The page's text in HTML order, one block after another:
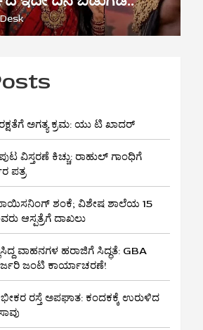
ಅಗತ್ಯ ಕ್ರಮ: ಯು ಟಿ ಖಾದರ್
ವಿಸ್ತರಣೆ ಕಿಚ್ಚು: ರಾಹುಲ್ ಗಾಂಧಿಗೆ
ಪತ್ರ
ಶಂಕೆ; ವಿಶೇಷ ಶಾಲೆಯ 15
ಆಸ್ಪತ್ರೆಗೆ ದಾಖಲು
ವಾಹನಗಳ ಹರಾಜಿಗೆ ಸಿದ್ಧತೆ: GBA
ಜಂಟಿ ಕಾರ್ಯಾಚರಣೆ!
ರಸ್ತೆ ಅಪಘಾತ: ಕಂದಕಕ್ಕೆ ಉರುಳಿದ